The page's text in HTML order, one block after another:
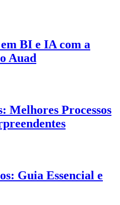
BI e IA com a
Auad
Melhores Processos
Guia Essencial e